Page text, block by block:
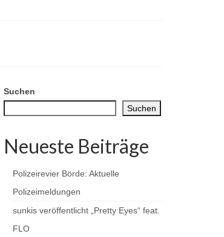
Suchen
Suchen
Neueste Beiträge
Polizeirevier Börde: Aktuelle
Polizeimeldungen
sunkis veröffentlicht „Pretty Eyes“ feat.
FLO